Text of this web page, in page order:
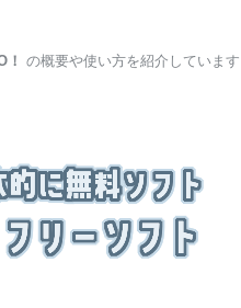
！ の概要や使い方を紹介しています